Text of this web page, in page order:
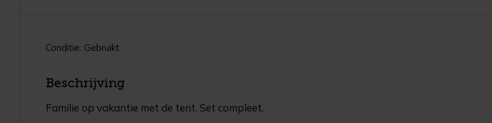
Conditie: Gebruikt
Beschrijving
Familie op vakantie met de tent. Set compleet.